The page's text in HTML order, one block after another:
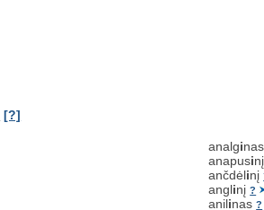
[?]
analgi
anapusi
ančdėlinį
anglinį?
anilinas?